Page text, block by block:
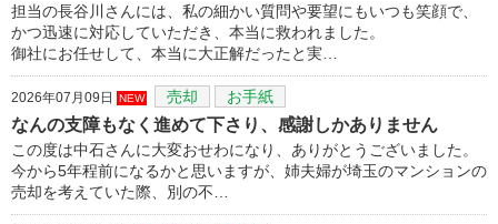
担当の長谷川さんには、私の細かい質問や要望にもいつも笑顔で、
かつ迅速に対応していただき、本当に救われました。
御社にお任せして、本当に大正解だったと実…
2026年07月09日 NEW 売却 お手紙
なんの支障もなく進めて下さり、感謝しかありません
この度は中石さんに大変おせわになり、ありがとうございました。
今から5年程前になるかと思いますが、姉夫婦が埼玉のマンションの
売却を考えていた際、別の不…